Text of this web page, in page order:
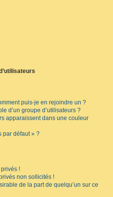
puis-je en rejoindre un ?
d’un groupe d’utilisateurs ?
apparaissent dans une couleur
par défaut » ?
!
non sollicités !
de la part de quelqu’un sur ce